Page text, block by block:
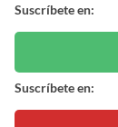
Suscríbete en:
Suscríbete en: